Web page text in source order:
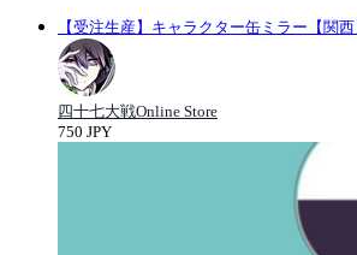
【受注生産】キャラクター缶ミラー【関西
四十七大戦Online Store
750 JPY